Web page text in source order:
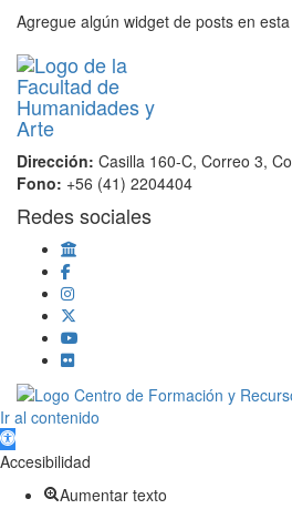
Agregue algún widget de posts en
Dirección: Casilla 160-C, Correo 3,
Fono: +56 (41) 2204404
Redes sociales
Scroll
Up
Ir al contenido
Abrir barra de herramientas
Accesibilidad
Aumentar texto